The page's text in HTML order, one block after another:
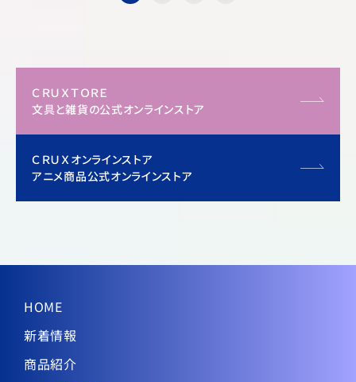
ＣＲＵＸＴＯＲＥ
文具と雑貨の公式オンラインストア
ＣＲＵＸオンラインストア
アニメ商品公式オンラインストア
HOME
新着情報
商品紹介